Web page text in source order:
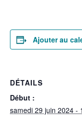
Ajouter au
DÉTAILS
Début :
samedi 29 juin 2024 -